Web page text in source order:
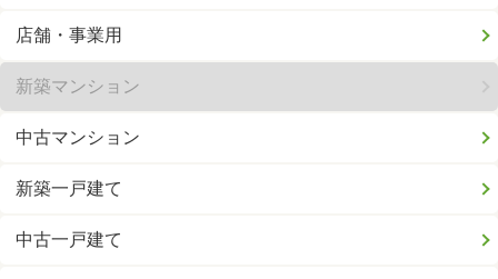
店舗・事業用
新築マンション
中古マンション
新築一戸建て
中古一戸建て